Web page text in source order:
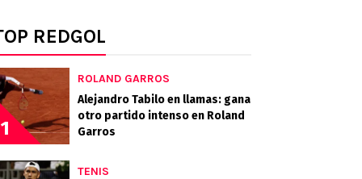
REDGOL
1
ROLAND GARROS
Alejandro Tabilo en llamas: gana
otro partido intenso en Roland
Garros
TENIS